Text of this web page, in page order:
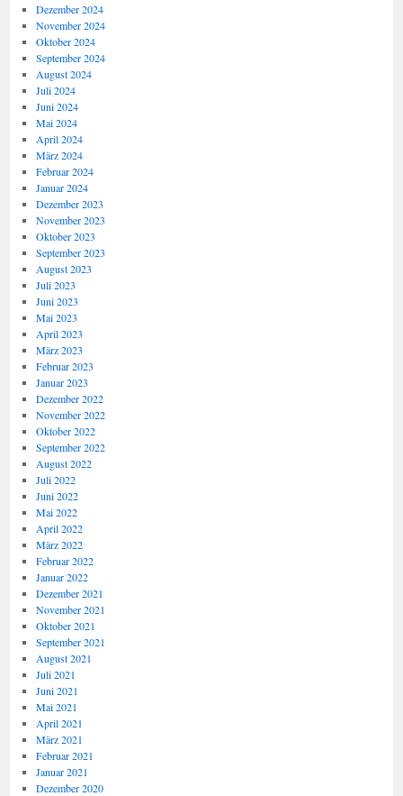
Dezember 2024
November 2024
Oktober 2024
September 2024
August 2024
Juli 2024
Juni 2024
Mai 2024
April 2024
März 2024
Februar 2024
Januar 2024
Dezember 2023
November 2023
Oktober 2023
September 2023
August 2023
Juli 2023
Juni 2023
Mai 2023
April 2023
März 2023
Februar 2023
Januar 2023
Dezember 2022
November 2022
Oktober 2022
September 2022
August 2022
Juli 2022
Juni 2022
Mai 2022
April 2022
März 2022
Februar 2022
Januar 2022
Dezember 2021
November 2021
Oktober 2021
September 2021
August 2021
Juli 2021
Juni 2021
Mai 2021
April 2021
März 2021
Februar 2021
Januar 2021
Dezember 2020